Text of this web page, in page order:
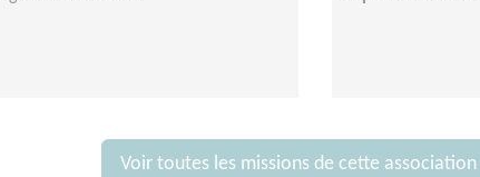
Voir toutes les missions de cette association